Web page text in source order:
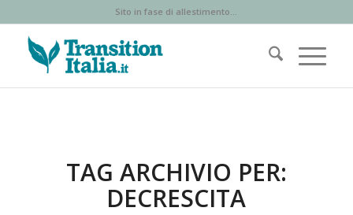
Sito in fase di allestimento...
TAG ARCHIVIO PER:
DECRESCITA